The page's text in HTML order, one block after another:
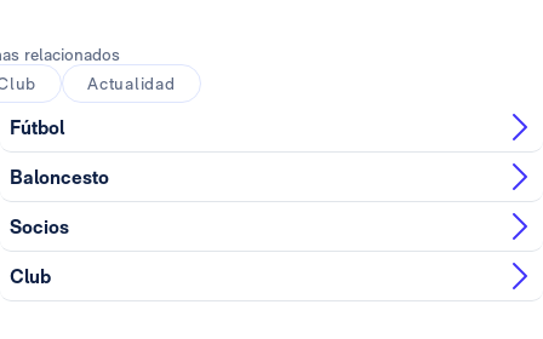
relacionados
Actualidad
Fútbol
Baloncesto
Socios
Club